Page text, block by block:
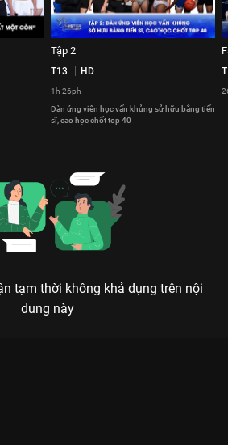
Tập 2
T13 HD
1h 26ph
Dàn ứng viên học vấn khủng sử hữu bằng tiến
sĩ, cao học chốt top 40
tạm thời không khả dụng trên nội
dung này